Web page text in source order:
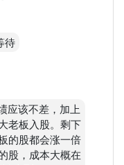
待
应该不差，加上
老板入股。剩下
的股都会涨一倍
股，成本大概在